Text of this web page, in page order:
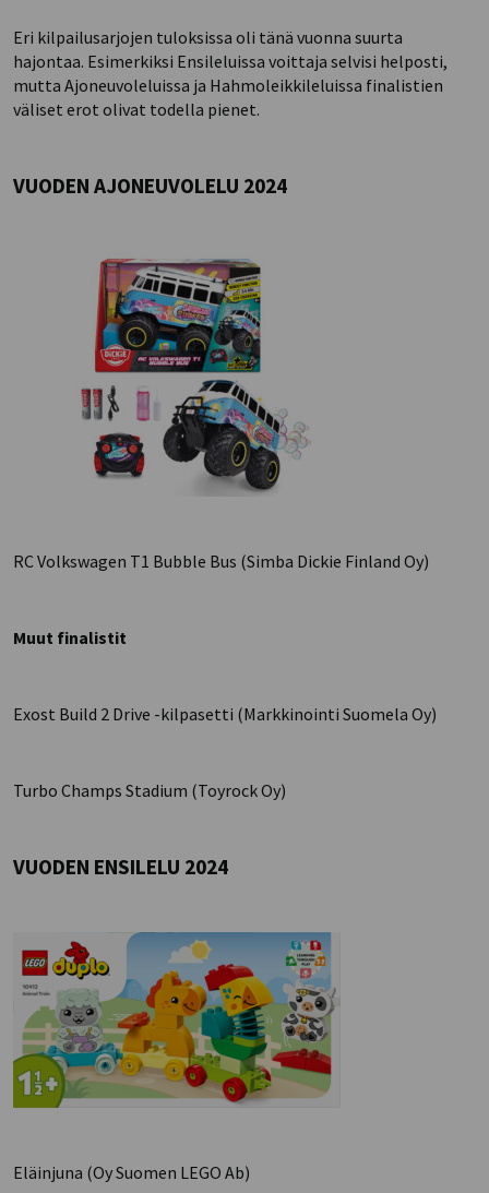
Eri kilpailusarjojen tuloksissa oli tänä vuonna suurta
hajontaa. Esimerkiksi Ensileluissa voittaja selvisi helposti,
mutta Ajoneuvoleluissa ja Hahmoleikkileluissa finalistien
väliset erot olivat todella pienet.
VUODEN AJONEUVOLELU 2024
RC Volkswagen T1 Bubble Bus (Simba Dickie Finland Oy)
Muut finalistit
Exost Build 2 Drive -kilpasetti (Markkinointi Suomela Oy)
Turbo Champs Stadium (Toyrock Oy)
VUODEN ENSILELU 2024
Eläinjuna (Oy Suomen LEGO Ab)